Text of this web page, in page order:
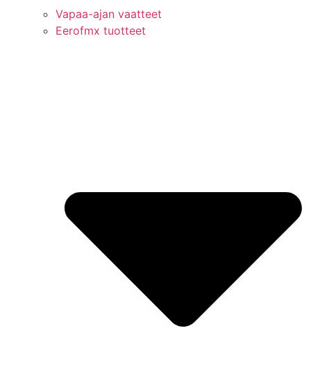
Vapaa-ajan vaatteet
Eerofmx tuotteet